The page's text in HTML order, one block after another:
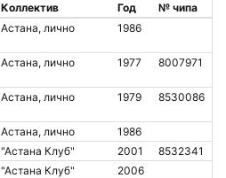
Коллектив Год
№ чипа
Астана, лично 1986
Астана, лично 1977 8007971
Астана, лично 1979 8530086
Астана, лично
1986
"Астана Клуб" 2001
8532341
"Астана Клуб"
2006